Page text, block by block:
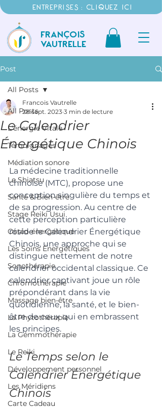
ENTREPRISES : CLIQUEZ ICI
FRANÇOIS
VAUTRELLE
Post
All Posts
L'énergie Vitale
Témoignages
Médiation sonore
Le Shiatsu
Santé & Bien-être
Stage Reiki Usui
Ostéo-énergétique
Les Soins Énergétiques
Sonothérapie
Chromothérapie
Massage bien-être
La Phytothérapie
La Gémmothérapie
Le Reiki
Développement personnel
Les Méridiens
Carte Cadeau
All Posts
Le Calendrier
Énergétique Chinois
Francois Vautrelle
28 sept. 2023 3 min de lecture
La médecine traditionnelle
chinoise (MTC), propose une
conception singulière du temps et
de sa progression. Au centre de
cette perception particulière
réside le Calendrier Énergétique
Chinois, une approche qui se
distingue nettement de notre
calendrier occidental classique. Ce
calendrier captivant joue un rôle
prépondérant dans la vie
quotidienne, la santé, et le bien-
être de ceux qui en embrassent
les principes.
Le Temps selon le
Calendrier Énergétique
Chinois